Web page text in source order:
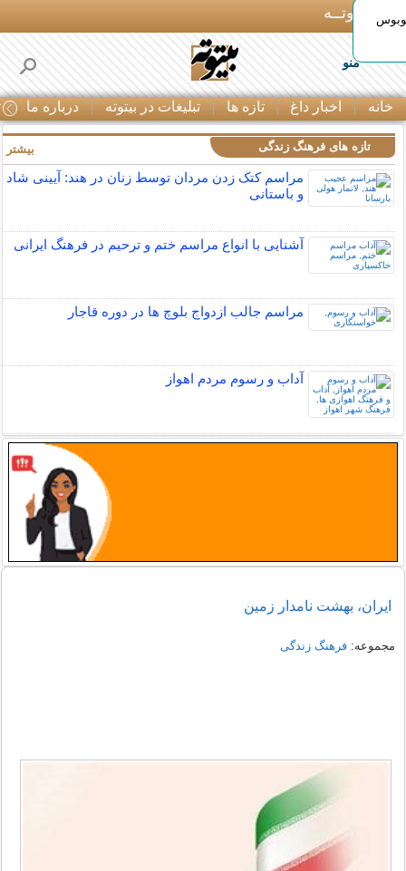
بـیتوتــه
منو
خانه اخبار داغ تازه ها تبلیغات در بیتوته درباره ما
تازه های فرهنگ زندگی
مراسم کتک زدن مردان توسط زنان در هند: آیینی شاد
و باستانی
آشنایی با انواع مراسم ختم و ترحیم در فرهنگ ایرانی
مراسم جالب ازدواج بلوچ ها در دوره قاجار
آداب و رسوم مردم اهواز
بیشتر
ایران، بهشت نامدار زمین
مجموعه:فرهنگ زندگی